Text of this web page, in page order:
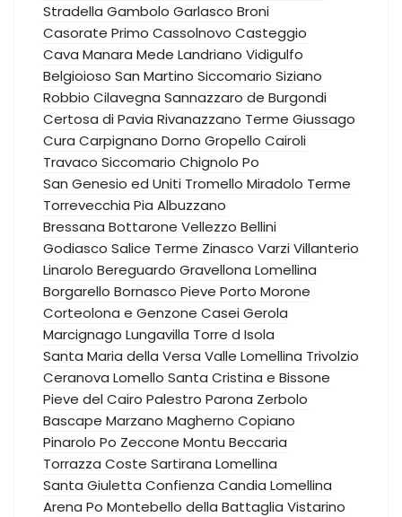
Stradella Gambolo Garlasco Broni
Casorate Primo Cassolnovo Casteggio
Cava Manara Mede Landriano Vidigulfo
Belgioioso San Martino Siccomario Siziano
Robbio Cilavegna Sannazzaro de Burgondi
Certosa di Pavia Rivanazzano Terme Giussago
Cura Carpignano Dorno Gropello Cairoli
Travaco Siccomario Chignolo Po
San Genesio ed Uniti Tromello Miradolo Terme
Torrevecchia Pia Albuzzano
Bressana Bottarone Vellezzo Bellini
Godiasco Salice Terme Zinasco VarziVillanterio
Linarolo Bereguardo Gravellona Lomellina
Borgarello Bornasco Pieve Porto Morone
Corteolona e Genzone Casei Gerola
Marcignago Lungavilla Torre d Isola
Santa Maria della Versa Valle Lomellina Trivolzio
Ceranova Lomello Santa Cristina e Bissone
Pieve del Cairo Palestro Parona Zerbolo
Bascape Marzano Magherno Copiano
Pinarolo Po Zeccone Montu Beccaria
Torrazza Coste Sartirana Lomellina
Santa Giuletta Confienza Candia Lomellina
Arena Po Montebello della Battaglia Vistarino